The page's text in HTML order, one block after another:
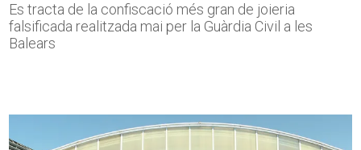
Es tracta de la confiscació més gran de joieria
falsificada realitzada mai per la Guàrdia Civil a les
Balears